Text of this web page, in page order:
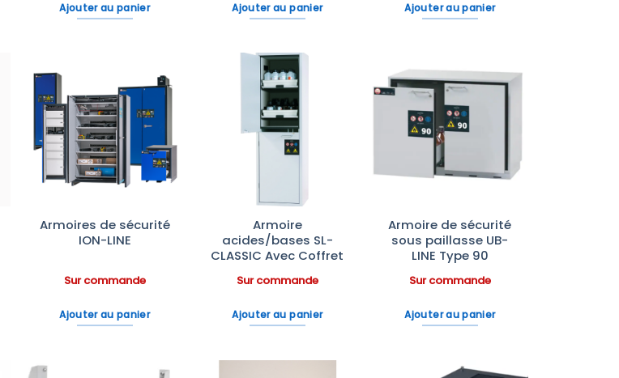
Ajouter au panier Ajouter au panier Ajouter au panier
Ajouter
d’envies
Armoires de sécurité
ION-LINE
Sur commande
Ajouter au panier
Armoire
acides/bases SL-
CLASSIC Avec Coffret
Sur commande
Ajouter au panier
Armoire de sécurité
sous paillasse UB-
LINE Type 90
Sur commande
Ajouter au panier